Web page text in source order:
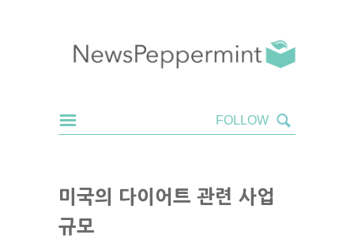
미국의 다이어트 관련 사업
규모